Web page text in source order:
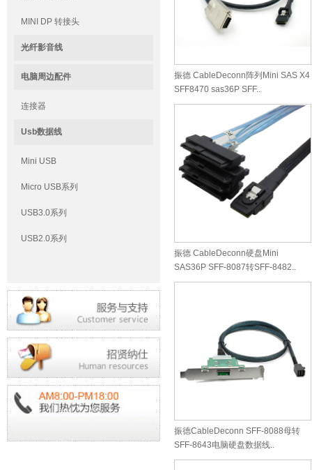
MINI DP 转接头
光纤影音线
电脑周边配件
连接器
Usb数据线
Mini USB
Micro USB系列
USB3.0系列
USB2.0系列
振德 CableDeconn阵列Mini SAS X4
SFF8470 sas36P SFF..
振德 CableDeconn硬盘Mini
SAS36P SFF-8087转SFF-8482..
振德CableDeconn SFF-8088母转
SFF-8643电脑硬盘数据线..